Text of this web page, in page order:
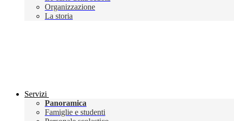
Organizzazione
La storia
Servizi
Panoramica
Famiglie e studenti